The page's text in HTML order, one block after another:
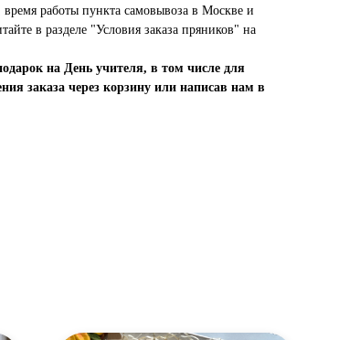
время работы пункта самовывоза в Москве и
в разделе "Условия заказа пряников" на
на День учителя, в том числе для
заказа через корзину или написав нам в